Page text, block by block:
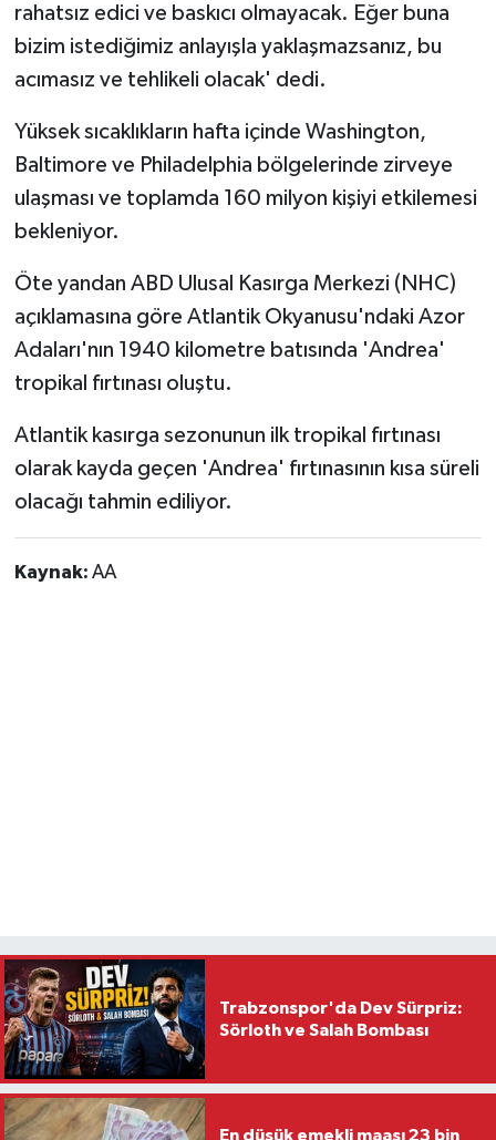
rahatsız edici ve baskıcı olmayacak. Eğer buna
bizim istediğimiz anlayışla yaklaşmazsanız, bu
acımasız ve tehlikeli olacak' dedi.
Yüksek sıcaklıkların hafta içinde Washington,
Baltimore ve Philadelphia bölgelerinde zirveye
ulaşması ve toplamda 160 milyon kişiyi etkilemesi
bekleniyor.
Öte yandan ABD Ulusal Kasırga Merkezi (NHC)
açıklamasına göre Atlantik Okyanusu'ndaki Azor
Adaları'nın 1940 kilometre batısında 'Andrea'
tropikal fırtınası oluştu.
Atlantik kasırga sezonunun ilk tropikal fırtınası
olarak kayda geçen 'Andrea' fırtınasının kısa süreli
olacağı tahmin ediliyor.
Kaynak: AA
Trabzonspor'da Dev Sürpriz:
Sörloth ve Salah Bombası
En düşük emekli maaşı 23 bin